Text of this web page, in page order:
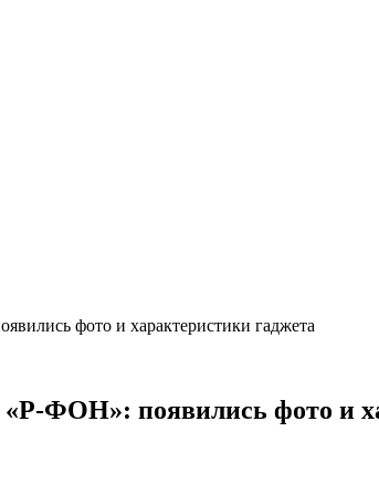
фото и характеристики гаджета
ФОН»: появились фото и